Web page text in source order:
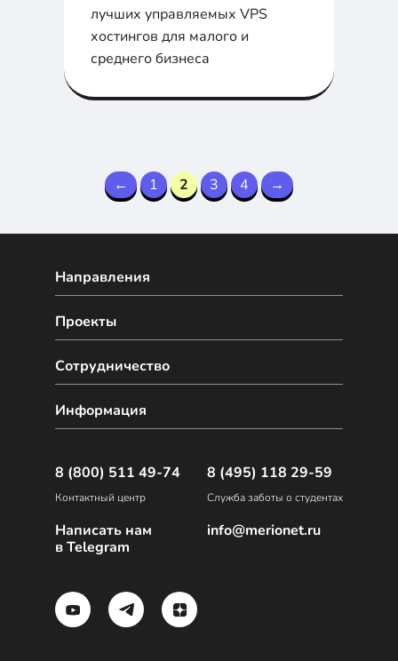
лучших управляемых VPS
хостингов для малого и
среднего бизнеса
← 1 2 3 4 →
Направления
Сотрудничество
Проекты
Информация
8 (800) 511 49-74
Контактный центр
Написать нам
в Telegram
8 (495) 118 29-59
Служба заботы о студентах
info@merionet.ru